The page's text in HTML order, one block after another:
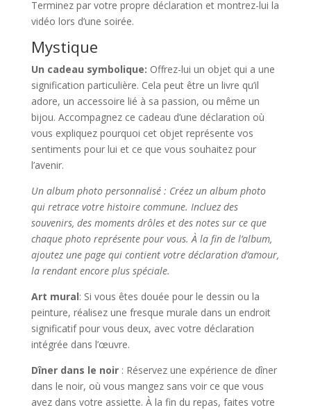
Terminez par votre propre déclaration et montrez-lui la
vidéo lors d’une soirée.
Mystique
Un cadeau symbolique: Offrez-lui un objet qui a une
signification particulière. Cela peut être un livre qu’il
adore, un accessoire lié à sa passion, ou même un
bijou. Accompagnez ce cadeau d’une déclaration où
vous expliquez pourquoi cet objet représente vos
sentiments pour lui et ce que vous souhaitez pour
l’avenir.
Un album photo personnalisé : Créez un album photo
qui retrace votre histoire commune. Incluez des
souvenirs, des moments drôles et des notes sur ce que
chaque photo représente pour vous. À la fin de l’album,
ajoutez une page qui contient votre déclaration d’amour,
la rendant encore plus spéciale.
Art mural: Si vous êtes douée pour le dessin ou la
peinture, réalisez une fresque murale dans un endroit
significatif pour vous deux, avec votre déclaration
intégrée dans l’œuvre.
Dîner dans le noir: Réservez une expérience de dîner
dans le noir, où vous mangez sans voir ce que vous
avez dans votre assiette. À la fin du repas, faites votre